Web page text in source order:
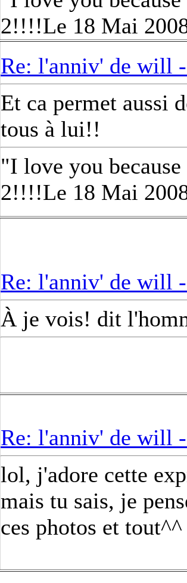
2!!!!Le 18 Mai
Re: l'anniv' de will
Et ca permet aussi
tous à lui!!
"I love you
2!!!!Le 18 Mai
Re: l'anniv' de will
À je vois! dit
Re: l'anniv' de will
lol, j'adore cette
mais tu sais, je
ces photos et tout^^